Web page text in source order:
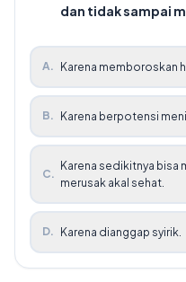
dan tidak sampai
A. Karena memboroskan
B. Karena berpotensi
C.
Karena sedikitnya bisa
merusak akal sehat.
D. Karena dianggap syirik.